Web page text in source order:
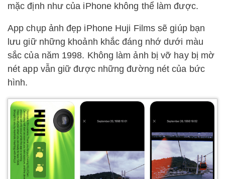
mặc định như của iPhone không thể làm được.
App chụp ảnh đẹp iPhone Huji Films sẽ giúp bạn
lưu giữ những khoảnh khắc đáng nhớ dưới màu
sắc của năm 1998. Không làm ảnh bị vỡ hay bị mờ
nét app vẫn giữ được những đường nét của bức
hình.